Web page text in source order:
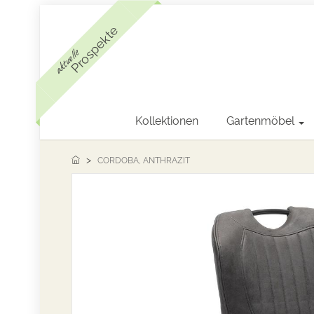
aktuelleProspekte
Kollektionen Gartenmöbel
CORDOBA, ANTHRAZIT